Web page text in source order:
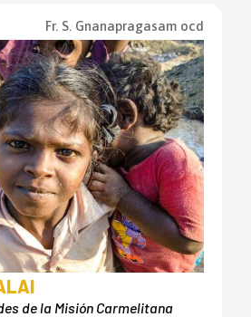
Fr. S. Gnanapragasam ocd
de la Misión Carmelitana